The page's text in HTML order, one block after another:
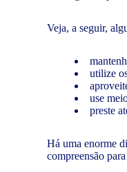
Veja, a seguir,
utilize
use
preste
Há uma enorme
compreensão